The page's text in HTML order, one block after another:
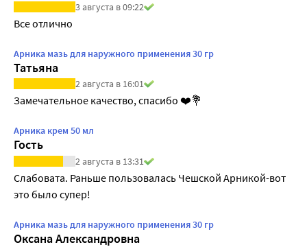
3 августа в 09:22
Все отлично
Арника мазь для наружного применения 30 гр
Татьяна
2 августа в 16:01
Замечательное качество, спасибо ❤️💐
Арника крем 50 мл
Гость
2 августа в 13:31
Слабовата. Раньше пользовалась Чешской Арникой-вот
это было супер!
Арника мазь для наружного применения 30 гр
Оксана Александровна